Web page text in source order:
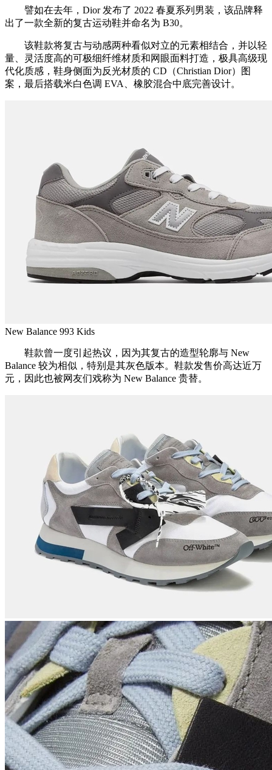
譬如在去年，Dior 发布了 2022 春夏系列男装，该品牌释
出了一款全新的复古运动鞋并命名为 B30。
该鞋款将复古与动感两种看似对立的元素相结合，并以轻
量、灵活度高的可极细纤维材质和网眼面料打造，极具高级现
代化质感，鞋身侧面为反光材质的 CD（Christian Dior）图
案，最后搭载米白色调 EVA、橡胶混合中底完善设计。
New Balance 993 Kids
鞋款曾一度引起热议，因为其复古的造型轮廓与 New
Balance 较为相似，特别是其灰色版本。鞋款发售价高达近万
元，因此也被网友们戏称为 New Balance 贵替。